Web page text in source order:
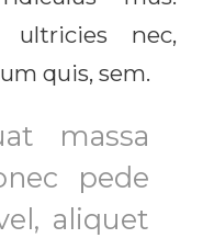
ultricies nec,
quis, sem.
massa
pede
aliquet